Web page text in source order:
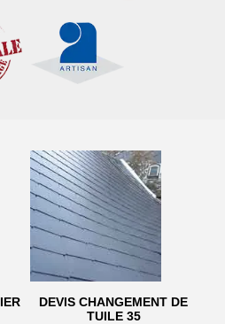
DEVIS CHANGEMENT DE
TUILE 35